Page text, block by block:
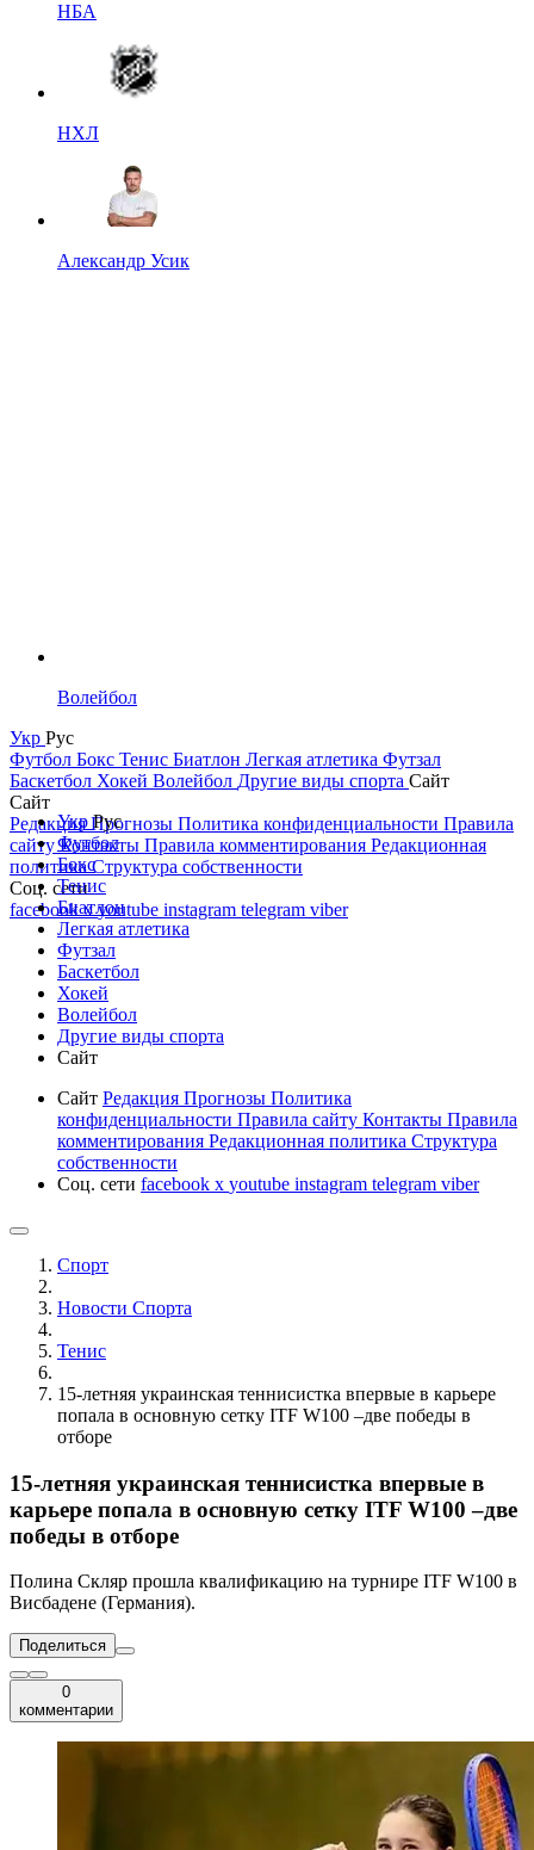
НБА
НХЛ
Александр Усик
Волейбол
Укр Рус
Футбол Бокс Тенис Биатлон Легкая атлетика Футзал
Баскетбол Хокей Волейбол Другие виды спорта Сайт
Сайт
РедакцияПрогнозы Политика конфиденциальности Правила
сайтуКонтакты Правила комментирования Редакционная
политикаСтруктура собственности
Соц. сети
facebookxyoutube instagram telegram viber
УкрРус
Футбол
Бокс
Тенис
Биатлон
Легкая атлетика
Футзал
Баскетбол
Хокей
Волейбол
Другие виды спорта
Сайт
Сайт Редакция Прогнозы Политика
конфиденциальности Правила сайту Контакты Правила
комментирования Редакционная политика Структура
собственности
Соц. сети facebook x youtube instagram telegram viber
Спорт
Новости Cпорта
Тенис
15-летняя украинская теннисистка впервые в карьере
попала в основную сетку ITF W100 –две победы в
отборе
15-летняя украинская теннисистка впервые в
карьере попала в основную сетку ITF W100 –две
победы в отборе
Полина Скляр прошла квалификацию на турнире ITF W100 в
Висбадене (Германия).
Поделиться
0
комментарии